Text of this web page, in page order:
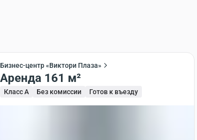
Бизнес-центр «Виктори Плаза»
Аренда 161 м²
Класс A Без комиссии Готов к въезду